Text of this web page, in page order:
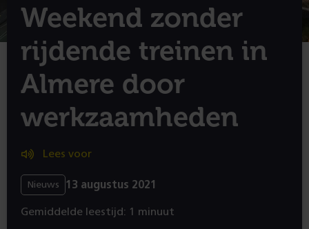
Weekend zonder
rijdende treinen in
Almere door
werkzaamheden
Lees voor
Nieuws 13 augustus 2021
Gemiddelde leestijd: 1 minuut